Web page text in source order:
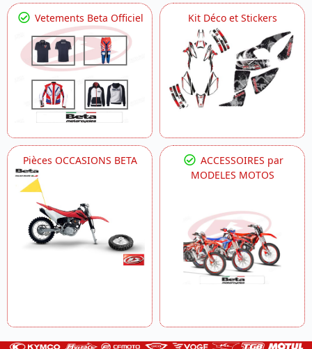
Vetements Beta Officiel Kit Déco et Stickers
Pièces OCCASIONS BETA
ACCESSOIRES par
MODELES MOTOS